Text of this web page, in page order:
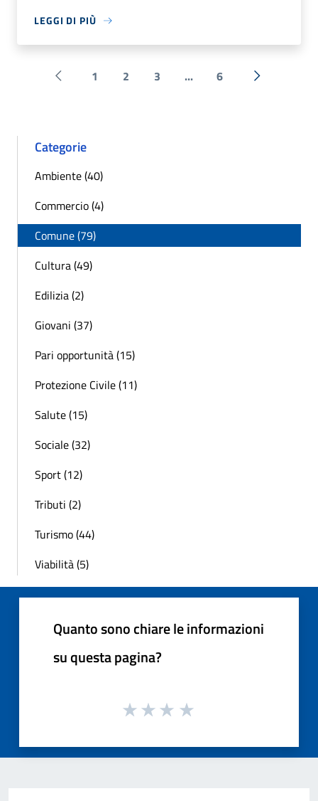
LEGGI DI PIÙ
Pagina precedente
1 2 3 ... 6 Successiva
Categorie
Ambiente (40)
Commercio (4)
Comune (79)
Cultura (49)
Edilizia (2)
Giovani (37)
Pari opportunità (15)
Protezione Civile (11)
Salute (15)
Sociale (32)
Sport (12)
Tributi (2)
Turismo (44)
Viabilità (5)
Quanto sono chiare le informazioni
su questa pagina?